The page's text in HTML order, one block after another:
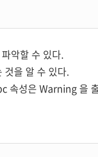
악할 수 있다.
것을 알 수 있다.
속성은 Warning 을